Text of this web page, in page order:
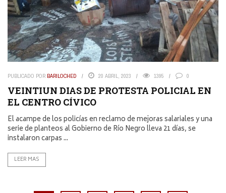
PUBLICADO POR BARILOCHED 20 ABRIL, 2023 1395 0
VEINTIUN DIAS DE PROTESTA POLICIAL EN
EL CENTRO CÍVICO
El acampe de los policías en reclamo de mejoras salariales y una
serie de planteos al Gobierno de Río Negro lleva 21 días, se
instalaron carpas ...
LEER MAS